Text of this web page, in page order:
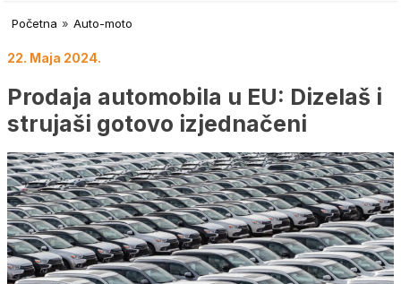
Početna » Auto-moto
22. Maja 2024.
Prodaja automobila u EU: Dizelaš i
strujaši gotovo izjednačeni